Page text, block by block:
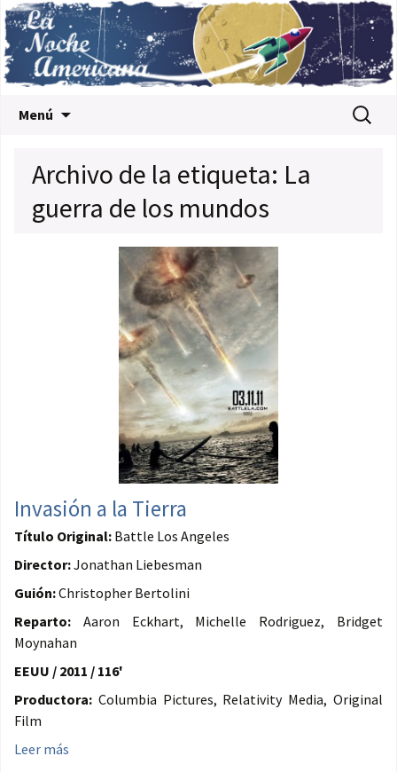
Menú Buscar:
Archivo de la etiqueta: La
guerra de los mundos
Invasión a la Tierra
Título Original: Battle Los Angeles
Director:Jonathan Liebesman
Guión:Christopher Bertolini
Reparto: Aaron Eckhart, Michelle Rodriguez, Bridget
Moynahan
EEUU / 2011 / 116'
Productora: Columbia Pictures, Relativity Media, Original
Film
Leer más